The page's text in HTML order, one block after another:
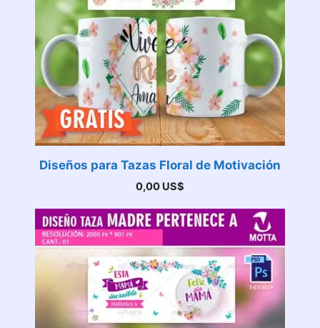
Diseños para Tazas Floral de Motivación
0,00 US$